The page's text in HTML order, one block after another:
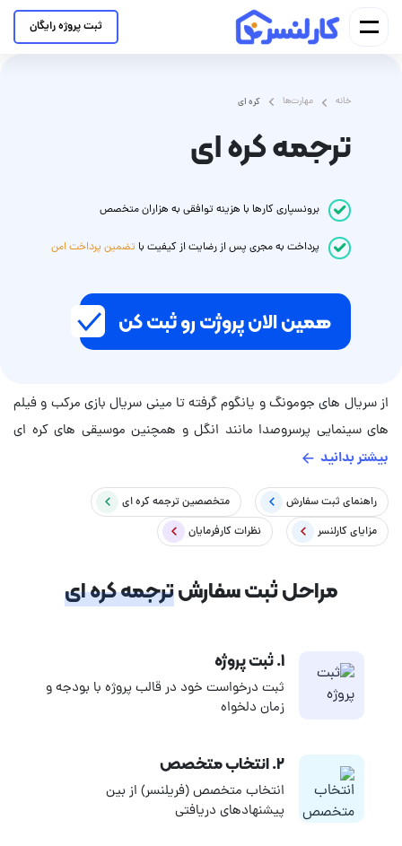
ثبت پروژه رایگان
خانه مهارت‌ها کره ای
ترجمه کره ای
برونسپاری کارها با هزینه توافقی به هزاران متخصص
پرداخت به مجری پس از رضایت از کیفیت با تضمین پرداخت امن
همین الان پروژت رو ثبت کن
از سریال های جومونگ و یانگوم گرفته تا مینی سریال بازی مرکب و فیلم
های سینمایی پرسروصدا مانند انگل و همچنین موسیقی های کره ای
می‌رسد کره جنوبی، در این سال‌ها علاوه بر فناوری، ورود جدی ای به
عرصه های هنری مانند موسیقی و سینما داشته و همین امر، موجب
حال افزایش است. اگر شما به این زبان مسلط نیستید و به دنبال
دورکاری با هزینه توافقی استخدام کنید.
بیشتر بدانید
راهنمای ثبت سفارش متخصصینترجمه کره ای
مزایای کارلنسر
نظرات کارفرمایان
مراحل ثبت سفارشترجمه کره ای
۱. ثبت پروژه
ثبت درخواست خود در قالب پروژه با بودجه و
زمان دلخواه
۲. انتخاب متخصص
انتخاب متخصص (فریلنسر) از بین
پیشنهادهای دریافتی